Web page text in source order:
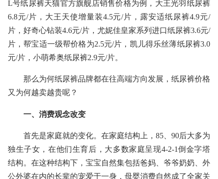
L号纸尿裤天猫官方旗舰店销售价格为例，大王光羽纸尿裤
6.8元/片，大王天使增量装4.5元/片，露安适纸尿裤4.9元/
片，好奇心钻装4.6元/片，尤妮佳皇家系列进口纸尿裤3.6元/
片，帮宝适一级帮价格为2.5元/片，凯儿得乐丝薄纸尿裤3.0
元/片，小萌希奥纸尿裤2.9元/片。
那么为何纸尿裤品牌都在往高端方向发展，纸尿裤价格
又为何越卖越贵呢？
一、消费观念改变
首先是家庭就的变化。在家庭结构上，85、90后大多为
独生子女，在他们生育后，大多数家庭呈现4-2-1倒金字塔
结构。在这种结构下，宝宝自然集包括爸妈、爷爷奶奶、外
公外婆在内的长辈的宠爱于一身，母婴消费自然成了全家关